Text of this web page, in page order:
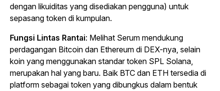
dengan likuiditas yang disediakan pengguna) untuk
sepasang token di kumpulan.
Fungsi Lintas Rantai: Melihat Serum mendukung
perdagangan Bitcoin dan Ethereum di DEX-nya, selain
koin yang menggunakan standar token SPL Solana,
merupakan hal yang baru. Baik BTC dan ETH tersedia di
platform sebagai token yang dibungkus dalam bentuk